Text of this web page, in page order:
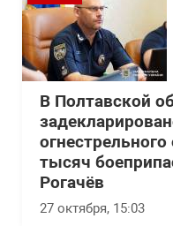
В Полтавской
тысяч
Рогачёв
27 октября, 15:03